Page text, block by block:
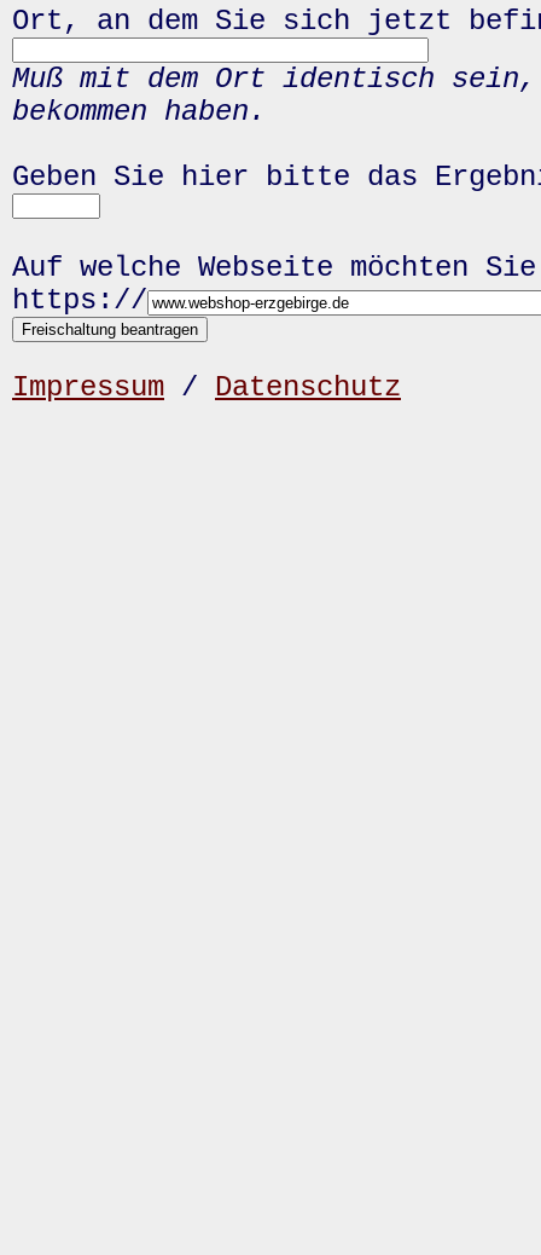
Ort, an dem Sie sich jetzt
Muß mit dem Ort identisch
bekommen haben.
Geben Sie hier bitte das
Auf welche Webseite möchten
https://
Impressum / Datenschutz